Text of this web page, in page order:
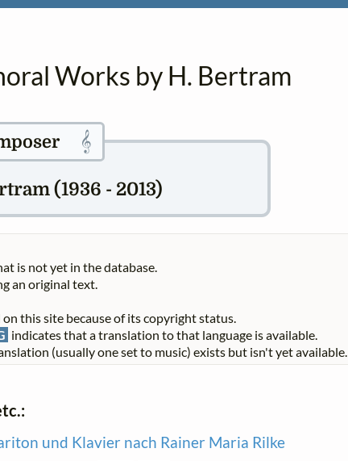
Works by H. Bertram
𝄞
(1936 - 2013)
is not yet in the database.
an original text.
this site because of its copyright status.
indicates that a translation to that language is available.
(usually one set to music) exists but isn't yet available.
und Klavier nach Rainer Maria Rilke